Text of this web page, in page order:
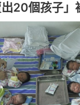
20個孩子」